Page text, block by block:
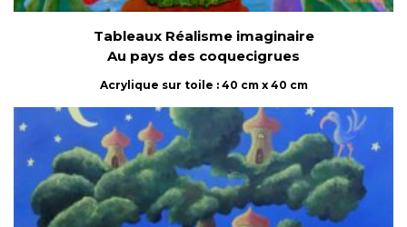
Tableaux Réalisme imaginaire
Au pays des coquecigrues
Acrylique sur toile : 40 cm x 40 cm